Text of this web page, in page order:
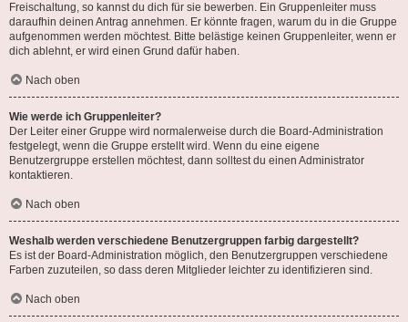
Freischaltung, so kannst du dich für sie bewerben. Ein Gruppenleiter muss
daraufhin deinen Antrag annehmen. Er könnte fragen, warum du in die Gruppe
aufgenommen werden möchtest. Bitte belästige keinen Gruppenleiter, wenn er
dich ablehnt, er wird einen Grund dafür haben.
Nach oben
Wie werde ich Gruppenleiter?
Der Leiter einer Gruppe wird normalerweise durch die Board-Administration
festgelegt, wenn die Gruppe erstellt wird. Wenn du eine eigene
Benutzergruppe erstellen möchtest, dann solltest du einen Administrator
kontaktieren.
Nach oben
Weshalb werden verschiedene Benutzergruppen farbig dargestellt?
Es ist der Board-Administration möglich, den Benutzergruppen verschiedene
Farben zuzuteilen, so dass deren Mitglieder leichter zu identifizieren sind.
Nach oben